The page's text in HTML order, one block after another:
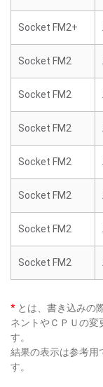
Socket FM2+
Socket FM2
Socket FM2
Socket FM2
Socket FM2
Socket FM2
Socket FM2
Socket FM2
* とは、書き込みの
ネントやＣＰＵの変
す。
結果の表示は参考用
す。